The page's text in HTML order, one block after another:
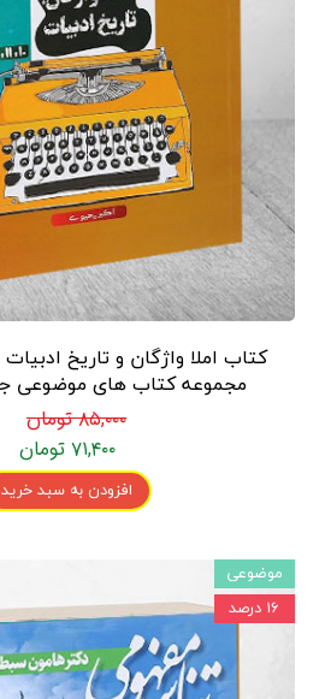
کتاب املا واژگان و تاریخ
مشاوران آموزش (جلد
۸۵,۰۰۰ تومان
۷۱,۴۰۰ تومان
افزودن به سبد خرید
موضوعی
۱۶ درصد